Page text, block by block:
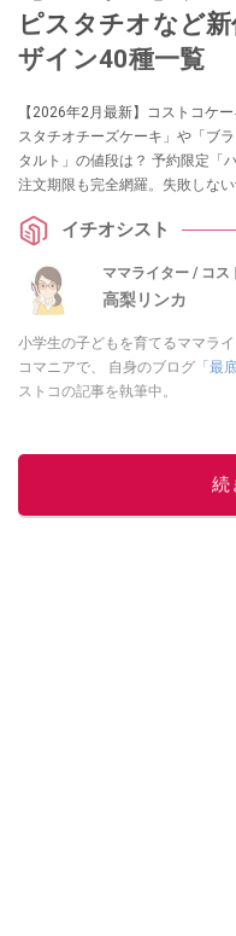
ピスタチオなど
ザイン40種一覧
【2026年2月最新】コストコケ
スタチオチーズケーキ」や「ブ
タルト」の値段は？ 予約限定「
注文期限も完全網羅。失敗しな
イチオシスト
ママライター / コス
高梨リンカ
小学生の子どもを育てるママラ
コマニアで、 自身のブログ 「最
ストコの記事を執筆中。
続